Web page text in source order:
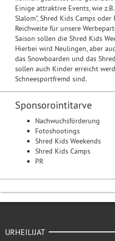
Einige attraktive Events, wie
Slalom", Shred Kids Camps
Reichweite für unsere
Saison sollen die Shred Kids
Hierbei wird Neulingen, aber
das Snowboarden und das
sollen auch Kinder erreicht
Schneesportfremd sind.
Sponsorointitarve
Nachwuchsförderung
Fotoshootings
Shred Kids Weekends
Shred Kids Camps
PR
URHEILIJAT